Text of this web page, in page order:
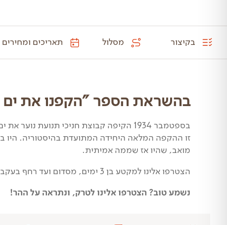
בקיצור מסלול תאריכים ומחירים
בהשראת הספר "הקפנו את
בספטמבר 1934 הקיפה קבוצת חניכי תנועת נוער את ים המלח. הקפה מלאה ברגל.
זו ההקפה המלאה היחידה המתועדת בהיסטוריה. היו
מואב, שהיו אז שממה אמיתית.
הצטרפו אלינו למקטע בן 3 ימים, מסדום ועד רחף בעקבות הספר האלמותי "הקפנו את ים המלח ברגל" שכתב רפי טהון, אחד מאותם נערים הרפתקנים.
נשמע טוב? הצטרפו אלינו לטרק, ונתראה על ההר!